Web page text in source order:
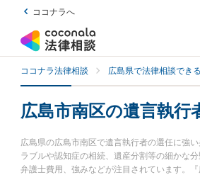
ココナラへ
ココナラ法律相談 広島県で法律相談でき
広島市南区の遺言執行
広島県の広島市南区で遺言執行者の選任に強
ラブルや認知症の相続、遺産分割等の細かな
弁護士費用、強みなどが注目されています。